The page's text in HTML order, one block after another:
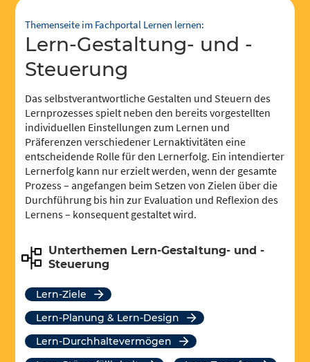
Themenseite im Fachportal Lernen lernen:
Lern-Gestaltung- und -
Steuerung
Das selbstverantwortliche Gestalten und Steuern des
Lernprozesses spielt neben den bereits vorgestellten
individuellen Einstellungen zum Lernen und
Präferenzen verschiedener Lernaktivitäten eine
entscheidende Rolle für den Lernerfolg. Ein intendierter
Lernerfolg kann nur erzielt werden, wenn der gesamte
Prozess – angefangen beim Setzen von Zielen über die
Durchführung bis hin zur Evaluation und Reflexion des
Lernens – konsequent gestaltet wird.
Unterthemen Lern-Gestaltung- und -
Steuerung
Lern-Ziele
Lern-Planung & Lern-Design
Lern-Durchhaltevermögen